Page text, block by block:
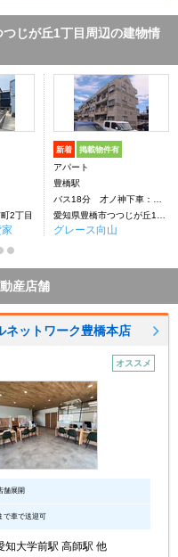
じが丘1丁目周辺の建物情
2丁目
新着 掲載物件有
アパート
豊橋駅
バス18分 才ノ神下車：停歩5分
グレース向山
産店舗
ネットワーク豊橋本店
オススメ
舗展開
で車で送迎可
知大学前駅 高師駅 他